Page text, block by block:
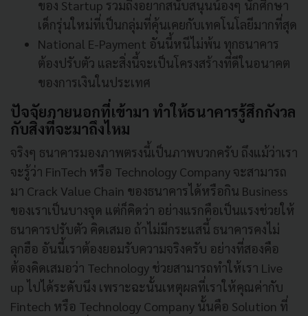
ของ Startup รวมถึงอยากสนับสนุนน้องๆ นักศึกษา
เด็กรุ่นใหม่ที่เป็นกลุ่มที่คุ้นเคยกับเทคโนโลยีมากที่สุด
National E-Payment อันนี้หนีไม่พ้น ทุกธนาคาร
ต้องปรับตัว และสิ่งนี้จะเป็นโครงสร้างที่ดีในอนาคต
ของการเงินในประเทศ
ปัจจัยภายนอกที่เข้ามา ทำให้ธนาคารรู้สึกกังวล
กับสิ่งที่จะมาถึงไหม
จริงๆ ธนาคารมองภาพตรงนี้เป็นภาพบวกครับ ถึงแม้ว่าเรา
จะรู้ว่า FinTech หรือ Technology Company จะสามารถ
มา Crack Value Chain ของธนาคารได้หรือกิน Business
ของเราเป็นบางจุด แต่ก็คิดว่า อย่างแรกคือเป็นแรงช่วยให้
ธนาคารปรับตัว คิดเสมอ ถ้าไม่มีกระแสนี้ ธนาคารคงไม่
ลุกฮือ อันนี้เราต้องยอมรับความจริงครับ อย่างที่สองคือ
ต้องคิดเสมอว่า Technology ช่วยสามารถทำให้เรา Live
up ไปได้ระดับนึง เพราะฉะนั้นเหตุผลที่เราให้คุณค่ากับ
Fintech หรือ Technology Company นั้นคือ Solution ที่